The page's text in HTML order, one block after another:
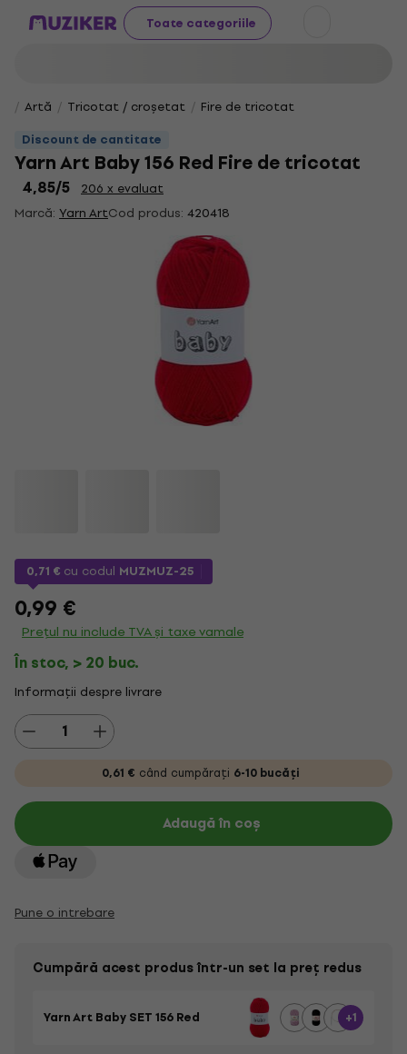
Toate categoriile
Artă Tricotat / croșetat
Fire de tricotat
Discount de cantitate
Yarn Art Baby 156 Red Fire de tricotat
4,85/5
206 x evaluat
Marcă: Yarn ArtCod produs: 420418
0,71 € cu codul MUZMUZ-25
0,99 €
Prețul nu include TVA și taxe vamale
În stoc, > 20 buc.
Informații despre livrare
0,61 € când cumpărați 6-10 bucăți
Adaugă în coș
Pune o intrebare
Cumpără acest produs într-un set la preț redus
Yarn Art Baby SET 156 Red +1